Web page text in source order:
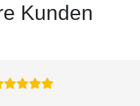
Kunden